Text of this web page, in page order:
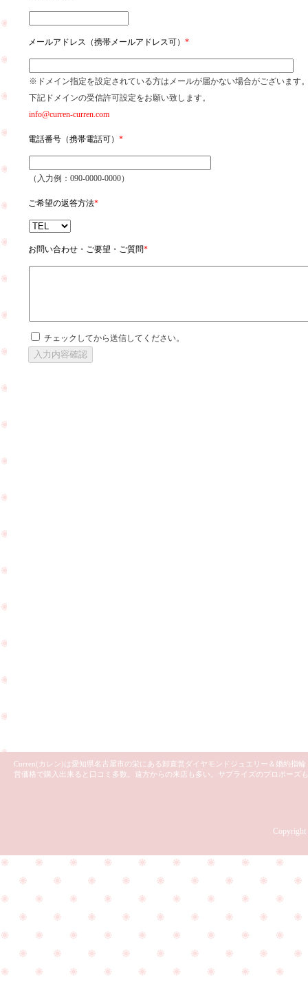
メールアドレス（携帯メールアドレス可） *
※ドメイン指定を設定されている方はメールが届かない場合がございます
下記ドメインの受信許可設定をお願い致します。
info@curren-curren.com
電話番号（携帯電話可） *
（入力例：090-0000-0000）
ご希望の返答方法*
お問い合わせ・ご要望・ご質問*
チェックしてから送信してください。
Curren(カレン)は愛知県名古屋市の栄にある卸直営ダイヤモンドジュエリー＆婚約指
営価格で購入出来ると口コミ多数。遠方からの来店も多い。サプライズのプロポー